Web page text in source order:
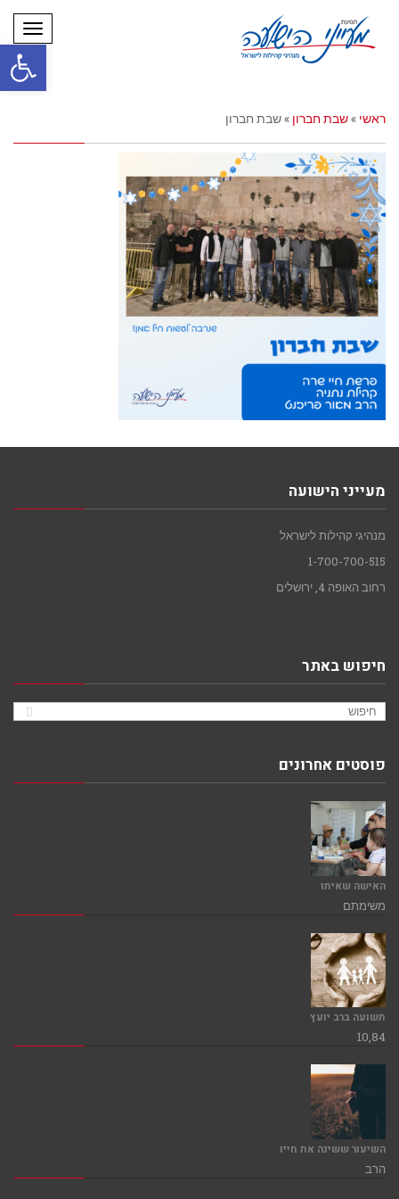
פתח
ראשי »שבת חברון »שבת חברון
מעייני הישועה
מנהיגי קהילות לישראל
1-700-700-515
רחוב האופה 4, ירושלים
חיפוש באתר
פוסטים אחרונים
האישה שאיתו
משימתם
תשועה ברב יועץ
10,84
השיעור ששינה את חייו
הרב